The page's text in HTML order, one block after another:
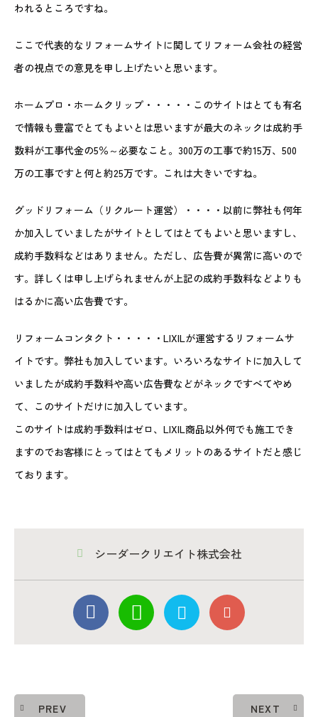
われるところですね。
ここで代表的なリフォームサイトに関してリフォーム会社の経営
者の視点での意見を申し上げたいと思います。
ホームプロ・ホームクリップ・・・・・このサイトはとても有名
で情報も豊富でとてもよいとは思いますが最大のネックは成約手
数料が工事代金の5％～必要なこと。300万の工事で約15万、500
万の工事ですと何と約25万です。これは大きいですね。
グッドリフォーム（リクルート運営）・・・・以前に弊社も何年
か加入していましたがサイトとしてはとてもよいと思いますし、
成約手数料などはありません。ただし、広告費が異常に高いので
す。詳しくは申し上げられませんが上記の成約手数料などよりも
はるかに高い広告費です。
リフォームコンタクト・・・・・LIXILが運営するリフォームサ
イトです。弊社も加入しています。いろいろなサイトに加入して
いましたが成約手数料や高い広告費などがネックですべてやめ
て、このサイトだけに加入しています。
このサイトは成約手数料はゼロ、LIXIL商品以外何でも施工でき
ますのでお客様にとってはとてもメリットのあるサイトだと感じ
ております。
シーダークリエイト株式会社
PREV NEXT